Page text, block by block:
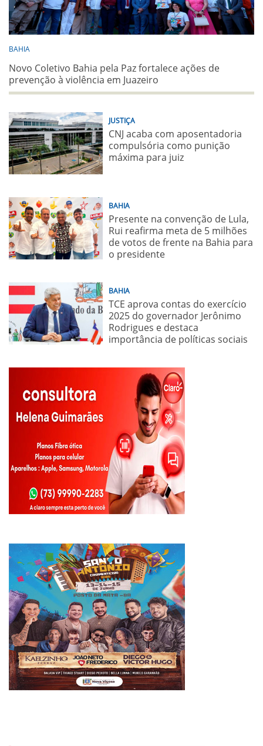
BAHIA
Novo Coletivo Bahia pela Paz fortalece ações de
prevenção à violência em Juazeiro
JUSTIÇA
CNJ acaba com aposentadoria
compulsória como punição
máxima para juiz
BAHIA
Presente na convenção de Lula,
Rui reafirma meta de 5 milhões
de votos de frente na Bahia para
o presidente
BAHIA
TCE aprova contas do exercício
2025 do governador Jerônimo
Rodrigues e destaca
importância de políticas sociais